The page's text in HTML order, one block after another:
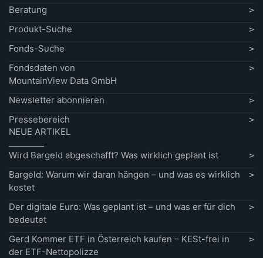
Beratung
Produkt-Suche
Fonds-Suche
Fondsdaten von
MountainView Data GmbH
Newsletter abonnieren
Pressebereich
NEUE ARTIKEL
Wird Bargeld abgeschafft? Was wirklich geplant ist
Bargeld: Warum wir daran hängen – und was es wirklich
kostet
Der digitale Euro: Was geplant ist – und was er für dich
bedeutet
Gerd Kommer ETF in Österreich kaufen – KESt-frei in
der ETF-Nettopolizze